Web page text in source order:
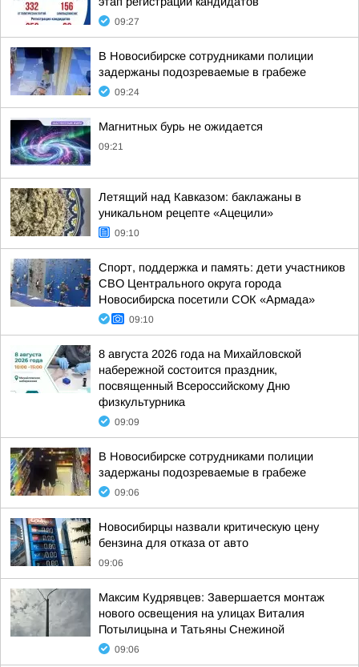
09:27
В Новосибирске сотрудниками полиции
задержаны подозреваемые в грабеже
09:24
Магнитных бурь не ожидается
09:21
Летящий над Кавказом: баклажаны в
уникальном рецепте «Ацецили»
09:10
Спорт, поддержка и память: дети участников
СВО Центрального округа города
Новосибирска посетили СОК «Армада»
09:10
8 августа 2026 года на Михайловской
набережной состоится праздник,
посвященный Всероссийскому Дню
физкультурника
09:09
В Новосибирске сотрудниками полиции
задержаны подозреваемые в грабеже
09:06
Новосибирцы назвали критическую цену
бензина для отказа от авто
09:06
Максим Кудрявцев: Завершается монтаж
нового освещения на улицах Виталия
Потылицына и Татьяны Снежиной
09:06